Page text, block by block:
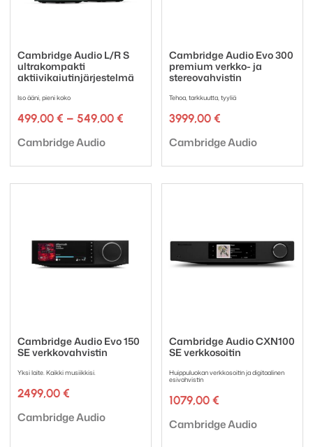
Cambridge Audio L/R S
ultrakompakti
aktiivikaiutinjärjestelmä
Iso ääni, pieni koko
499,00 € – 549,00 € Hintaluokka:
Tuotemerkki:
Cambridge Audio
Cambridge Audio Evo 300
premium verkko- ja
stereovahvistin
Tehoa, tarkkuutta, tyyliä
3999,00 €
Tuotemerkki:
Cambridge Audio
Cambridge Audio Evo 150
SE verkkovahvistin
Yksi laite. Kaikki musiikkisi.
2499,00 €
Tuotemerkki:
Cambridge Audio
Cambridge Audio CXN100
SE verkkosoitin
Huippuluokan verkkosoitin ja digitaalinen
esivahvistin
1079,00 €
Tuotemerkki:
Cambridge Audio